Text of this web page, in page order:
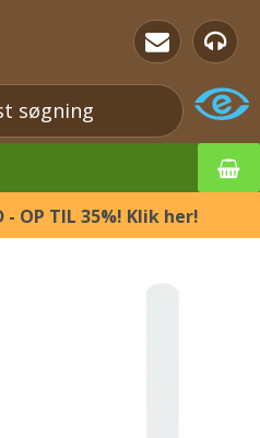
- OP TIL 35%! Klik her!